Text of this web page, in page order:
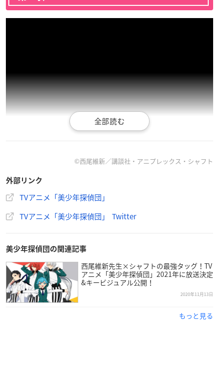
作品概要
2021年4月10日(土)
G!!!』枠）にて毎週土曜 深夜2:00より放送
【スタッフ】
原作：西尾維新「美少年シリーズ」（講談社タイガ）
©西尾維新／講談社・アニプレックス・シャフト
外部リンク
TVアニメ「美少年探偵団」
TVアニメ「美少年探偵団」 Twitter
美少年探偵団の関連記事
西尾維新先生×シャフトの最強タッグ！TV
アニメ「美少年探偵団」2021年に放送決定
&キービジュアル公開！
2020年11月13日
もっと見る